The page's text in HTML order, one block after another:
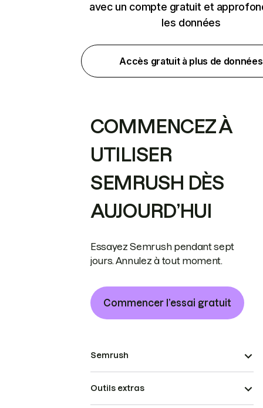
avec un compte gratuit et
les données
Accès gratuit à plus de données
COMMENCEZ À
UTILISER
SEMRUSH DÈS
AUJOURD’HUI
Essayez Semrush pendant sept
jours. Annulez à tout moment.
Commencer l’essai gratuit
Semrush
Outils extras